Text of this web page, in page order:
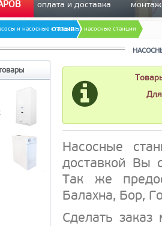
оплата и доставка монтаж
отзывы
и насосные станции насосные станции
Насосные
доставкой Вы
Так же
Балахна, Бор,
Сделать